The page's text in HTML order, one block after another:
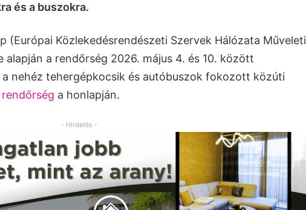
és a buszokra.
(Európai Közlekedésrendészeti Szervek Hálózata Műveleti
a rendőrség 2026. május 4. és 10. között
nehéz tehergépkocsik és autóbuszok fokozott közúti
rendőrség a honlapján.
- Hirdetés -